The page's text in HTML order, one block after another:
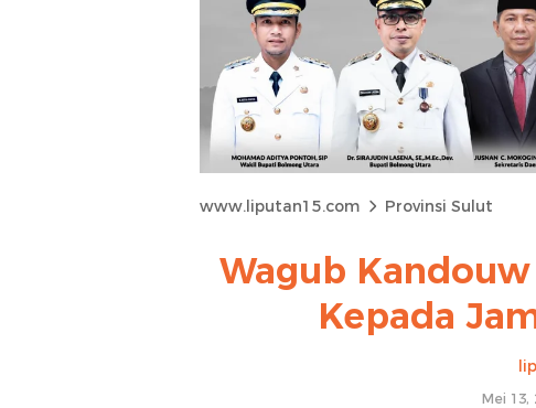
www.liputan15.com Provinsi Sulut
Wagub
Kepada
Mei 13,